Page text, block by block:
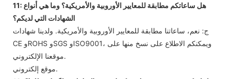
11: هل ساعاتكم مطابقة للمعايير الأوروبية والأمريكية؟ وما هي أنواع
الشهادات التي لديكم؟
ج: نعم، ساعاتنا مطابقة للمعايير الأوروبية والأمريكية. ولدينا شهادات
CE وROHS وSGS وISO9001، ويمكنكم الاطلاع على نسخ منها على
موقعنا الإلكتروني.
موقع إلكتروني.